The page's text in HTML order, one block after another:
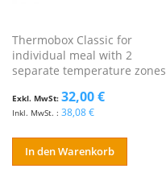
Thermobox Classic for
individual meal with 2
separate temperature zones
38,08 €
32,00 €
In den Warenkorb